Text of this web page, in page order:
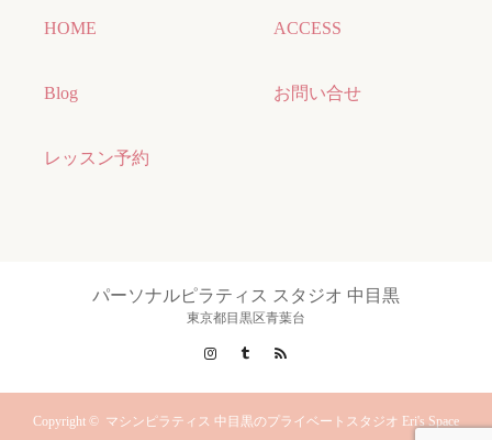
HOME ACCESS
Blog お問い合せ
レッスン予約
パーソナルピラティス スタジオ 中目黒
東京都目黒区青葉台
InstagramTumblr
Copyright © マシンピラティス 中目黒のプライベートスタジオ Eri's Space